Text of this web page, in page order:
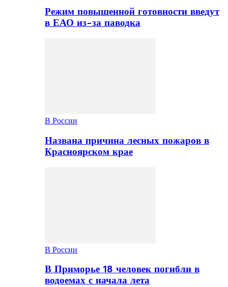
Режим повышенной готовности введут
в ЕАО из-за паводка
В России
Названа причина лесных пожаров в
Красноярском крае
В России
В Приморье 18 человек погибли в
водоемах с начала лета